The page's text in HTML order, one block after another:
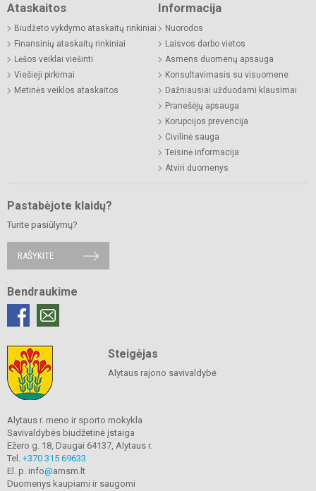
Ataskaitos
Biudžeto vykdymo ataskaitų rinkiniai
Finansinių ataskaitų rinkiniai
Lėšos veiklai viešinti
Viešieji pirkimai
Metinės veiklos ataskaitos
Informacija
Nuorodos
Laisvos darbo vietos
Asmens duomenų apsauga
Konsultavimasis su visuomene
Dažniausiai užduodami klausimai
Pranešėjų apsauga
Korupcijos prevencija
Civilinė sauga
Teisinė informacija
Atviri duomenys
Pastabėjote klaidų?
Turite pasiūlymų?
RAŠYKITE
Bendraukime
Steigėjas
Alytaus rajono savivaldybė
Alytaus r. meno ir sporto mokykla
Savivaldybės biudžetinė įstaiga
Ežero g. 18, Daugai 64137, Alytaus r.
Tel. +370 315 69633
El. p. info@amsm.lt
Duomenys kaupiami ir saugomi